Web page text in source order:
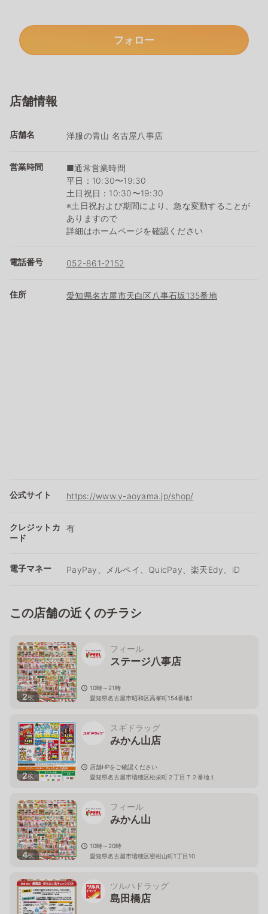
フォロー
店舗情報
店舗名 洋服の青山 名古屋八事店
営業時間
■通常営業時間
平日：10:30〜19:30
土日祝日：10:30〜19:30
※土日祝および期間により、急な変動することが
ありますので
詳細はホームページを確認ください
電話番号 052-861-2152
住所 愛知県名古屋市天白区八事石坂135番地
公式サイト https://www.y-aoyama.jp/shop/
クレジットカ
ード
有
電子マネー PayPay、メルペイ、QuicPay、楽天Edy、iD
この店舗の近くのチラシ
2枚
フィール
ステージ八事店
10時～21時
愛知県名古屋市昭和区高峯町154番地1
2枚
スギドラッグ
みかん山店
店舗HPをご確認ください
愛知県名古屋市瑞穂区松栄町２丁目７２番地１
4枚
フィール
みかん山
10時～20時
愛知県名古屋市瑞穂区密柑山町1丁目10
ツルハドラッグ
島田橋店